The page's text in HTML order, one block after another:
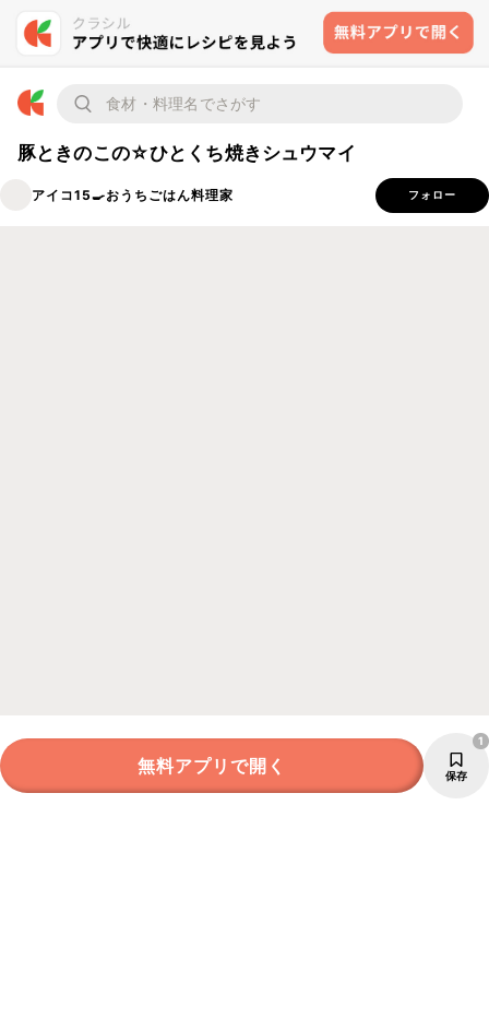
豚ときのこの☆ひとくち焼きシュウマイ
アイコ15🍳おうちごはん料理家 フォロー
無料アプリで開く 保存
1